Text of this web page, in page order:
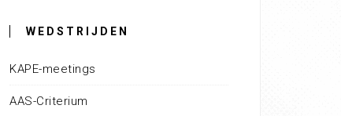
WEDSTRIJDEN
KAPE-meetings
AAS-Criterium